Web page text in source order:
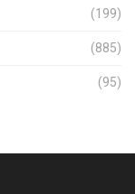
(199)
(885)
(95)